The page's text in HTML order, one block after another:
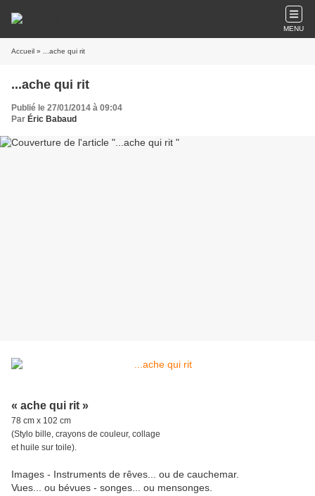
MENU
Accueil » ...ache qui rit
...ache qui rit
Publié le 27/01/2014 à 09:04
Par Éric Babaud
« ache qui rit »
78 cm x 102 cm
(Stylo bille, crayons de couleur, collage
et huile sur toile).
Images - Instruments de rêves... ou de cauchemar.
Vues... ou bévues - songes... ou mensonges.